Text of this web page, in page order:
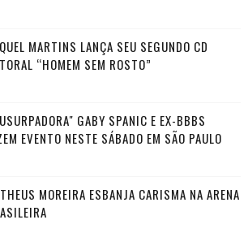
MARTINS LANÇA SEU SEGUNDO CD
“HOMEM SEM ROSTO”
GABY SPANIC E EX-BBBS
EVENTO NESTE SÁBADO EM SÃO PAULO
MOREIRA ESBANJA CARISMA NA ARENA